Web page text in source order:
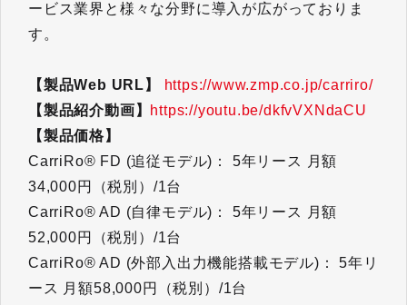
ービス業界と様々な分野に導入が広がっておりま
す。
【製品Web URL】
https://www.zmp.co.jp/carriro/
【製品紹介動画】 https://youtu.be/dkfvVXNdaCU
【製品価格】
CarriRo® FD (追従モデル)： 5年リース 月額
34,000円（税別）/1台
CarriRo® AD (自律モデル)： 5年リース 月額
52,000円（税別）/1台
CarriRo® AD (外部入出力機能搭載モデル)： 5年リ
ース 月額58,000円（税別）/1台